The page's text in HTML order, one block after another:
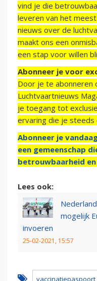
vind je die
leveren van het
nieuws over de
maakt ons een
een stap voor willen
Abonneer je voor
Door je te abonneren
Luchtvaartnieuws
je toegang tot
ervaring die je
Abonneer je
een gemeenschap
betrouwbaarheid
Lees ook:
mogelijk
invoeren
25-02-2021, 15:57
vaccinatiepaspoort